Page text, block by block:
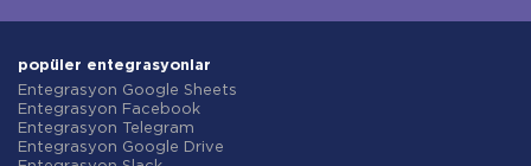
popüler entegrasyonlar
Entegrasyon Google Sheets
Entegrasyon Facebook
Entegrasyon Telegram
Entegrasyon Google Drive